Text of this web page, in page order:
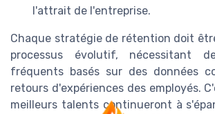
l'attrait de l'entreprise.
Chaque stratégie de rétention doit
processus évolutif, nécessitant
fréquents basés sur des données
retours d'expériences des employés.
meilleurs talents continueront à